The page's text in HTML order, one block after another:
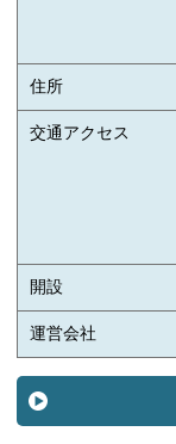
住所
交通アクセス
開設
運営会社